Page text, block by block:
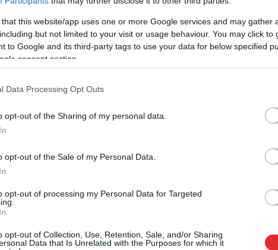
that this website/app uses one or more Google services and may gather
but not limited to your visit or usage behaviour. You may click to
to Google and its third-party tags to use your data for below specified
consent section.
Data Processing Opt Outs
opt-out of the Sharing of my personal data.
opt-out of the Sale of my Personal Data.
opt-out of processing my Personal Data for Targeted
opt-out of Collection, Use, Retention, Sale, and/or Sharing
Data that Is Unrelated with the Purposes for which it
kuri atrodas
skaitu salās, kā arī uzlabot mājokļus un
būtiskiem veselības aprūpes un izglītības
virs militārās
Pierīgā notikusi smaga